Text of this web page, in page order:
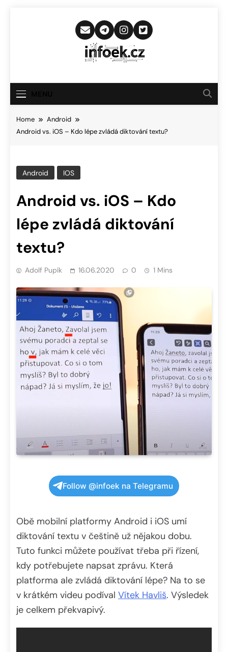
Infoek.cz
Novinkám
Home
Android
Android vs. iOS – Kdo lépe zvládá diktování textu?
Android IOS
Android vs. iOS – Kdo
lépe zvládá diktování
textu?
Adolf Pupík 16.06.2020 0 1 Mins
Follow @infoek na Telegramu
Obě mobilní platformy Android i iOS umí
diktování textu v češtině už nějakou dobu.
Tuto funkci můžete používat třeba při řízení,
kdy potřebujete napsat zprávu. Která
platforma ale zvládá diktování lépe? Na to se
v krátkém videu podíval Vítek Havliš. Výsledek
je celkem překvapivý.